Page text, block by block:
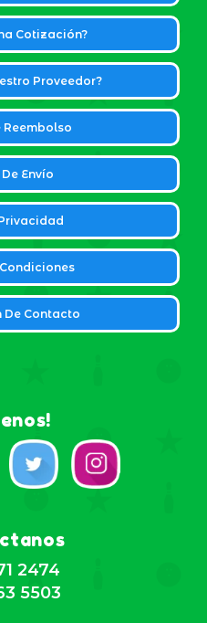
Cotización?
Proveedor?
Envío
Contacto
2474
5503